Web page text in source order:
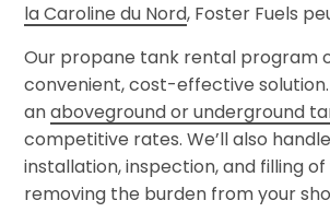
la Caroline du Nord, Foster Fuels
Our propane tank rental program
convenient, cost-effective
anaboveground or underground
competitive rates. We’ll also
installation, inspection, and filling
removing the burden from your